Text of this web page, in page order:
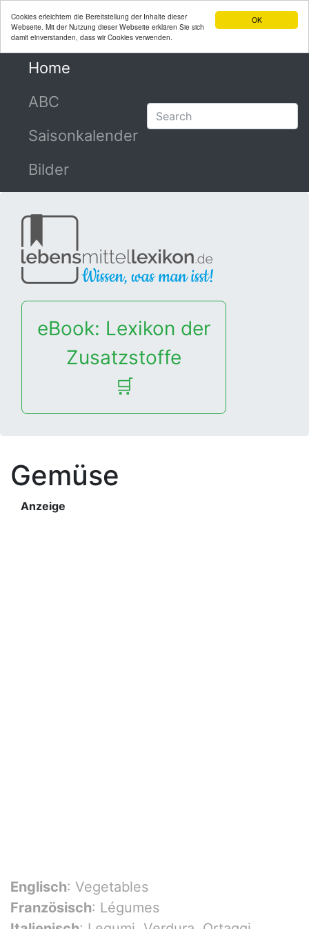
OK
Cookies erleichtern die Bereitstellung der Inhalte dieser
Webseite. Mit der Nutzung dieser Webseite erklären Sie sich
damit einverstanden, dass wir Cookies verwenden.
Home
ABC
Saisonkalender
Bilder
eBook: Lexikon der
Zusatzstoffe
🛒
Gemüse
Anzeige
Englisch: Vegetables
Französisch: Légumes